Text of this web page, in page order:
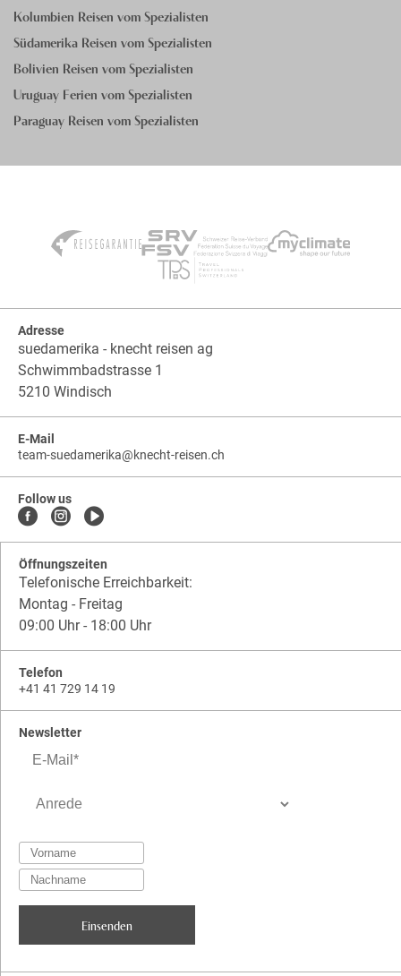
Kolumbien Reisen vom Spezialisten
Südamerika Reisen vom Spezialisten
Bolivien Reisen vom Spezialisten
Uruguay Ferien vom Spezialisten
Paraguay Reisen vom Spezialisten
Adresse
suedamerika - knecht reisen ag
Schwimmbadstrasse 1
5210 Windisch
E-Mail
team-suedamerika@knecht-reisen.ch
Follow us
Öffnungszeiten
Telefonische Erreichbarkeit:
Montag - Freitag
09:00 Uhr - 18:00 Uhr
Telefon
+41 41 729 14 19
Newsletter